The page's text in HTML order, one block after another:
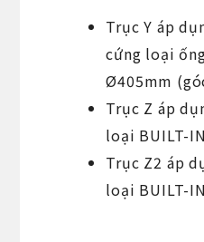
Trục Y áp
cứng loại
Ø405mm
Trục Z áp
loại BUILT-
Trục Z2 áp
loại BUILT-